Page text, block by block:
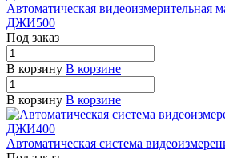
Автоматическая
ДЖИ500
Под заказ
В корзину В корзине
В корзину В корзине
Автоматическая система